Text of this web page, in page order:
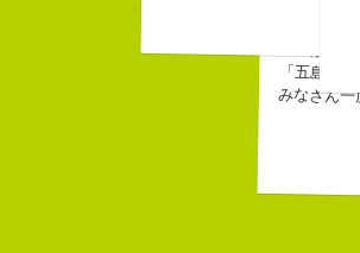
「五島列
みなさん